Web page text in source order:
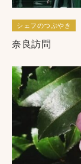
シェフのつぶやき
奈良訪問